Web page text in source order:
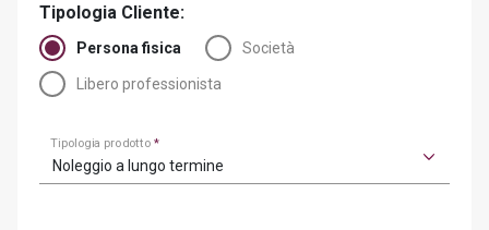
Tipologia Cliente:
Persona fisica Società
Libero professionista
Tipologia prodotto*
Noleggio a lungo termine